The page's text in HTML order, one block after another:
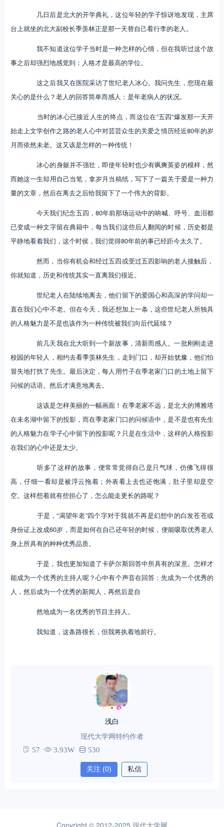
几日后是北大的开学典礼，这位年轻的学子惊讶地发现，主席
台上就坐的北大副校长季羡林正是那一天替自己看行李的老人。
我不知道这位学子当时是一种怎样的心情，但在我听过这个故
事之后却强烈地感觉到：人格才是最高的学位。
这之后我又在医院采访了世纪老人冰心。我问先生，您现在最
关心的是什么？老人的回答简单而感人：是年老病人的状况。
当时的冰心已接近人生的终点，而这位在“五四”爆发那一天开
始走上文学创作之路的老人心中对芸芸众生的关爱之情历经近80年的岁
月而依然未老。这又该是怎样的一种传统！
冰心的身躯并不强壮，即使年轻时也少有飒爽英姿的模样，然
而她这一生却用自己当笔，拿岁月当稿纸，写下了一篇关于爱是一种力
量的文章，然后在离去之后给我留下了一个伟大的背影。
今天我们纪念五四，80年前那场运动中的呐喊、呼号、血泪都
已变成一种文字留在典籍中，每当我们这些后人翻阅的时候，历史都是
平静地看着我们，这个时侯，我们觉得80年前的事已经距今太久了。
然而，当你有机会和经过五四或受过五四影响的老人接触后，
你就知道，历史和传统其实一直离我们很近。
世纪老人在陆续地离去，他们留下的爱国心和高深的学问却一
直在我们心中不老。但在今天，我还想加上一条，这些世纪老人所独具
的人格魅力是不是也该作为一种传统被我们向后代延续？
前几天我在北大听到一个新故事，清新而感人。一批刚刚走进
校园的年轻人，相约去看季羡林先生，走到门口，却开始犹豫，他们怕
冒失地打扰了先生。最后决定，每人用竹子在季老家门口的土地上留下
问候的话语。然后才满意地离去。
这该是怎样美丽的一幅画面！在季老家不远，是北大的博雅塔
在未名湖中留下的投影，而在季老家门口的问候语中，是不是也有先生
的人格魅力在学子心中留下的投影呢？只是在生活中，这样的人格投影
在我们的心中还是太少。
听多了这样的故事，便常常觉得自己是只气球，仿佛飞得很
高，仔细一看却是被浮云拖着；外表看上去也还饱满，肚子里却是空
空。这样想着就有些担心了，怎么能走更长的路呢？
于是，“渴望年老”四个字对于我就不再是幻想中的白发苍苍或
身份证上改成60岁，而是如何在自己还年轻的时候，便能吸取优秀老人
身上所具有的种种优秀品质。
于是，我也更加知道了卡萨尔斯回答中所具有的深意。怎样才
能成为一个优秀的主持人呢？心中有个声音在回答：先成为一个优秀的
人，然后成为一个优秀的新闻人，再然后是自
然地成为一名优秀的节目主持人。
我知道，这条路很长，但我将执着地前行。
浅白
现代大学网特约作者
57 3.93W 530
关注 (0) 私信